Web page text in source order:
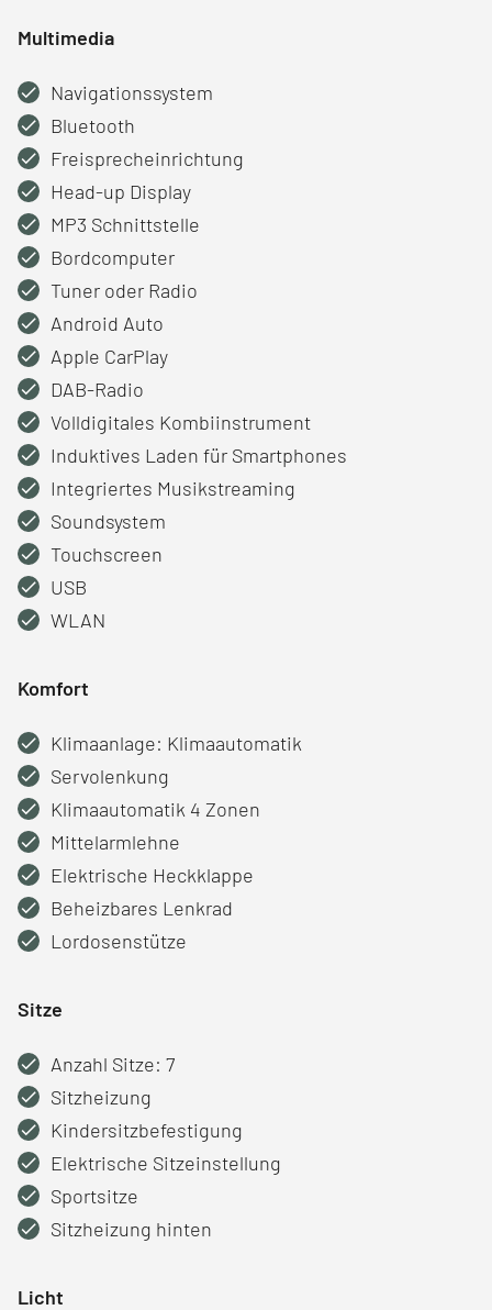
Multimedia
Navigationssystem
Bluetooth
Freisprecheinrichtung
Head-up Display
MP3 Schnittstelle
Bordcomputer
Tuner oder Radio
Android Auto
Apple CarPlay
DAB-Radio
Volldigitales Kombiinstrument
Induktives Laden für Smartphones
Integriertes Musikstreaming
Soundsystem
Touchscreen
USB
WLAN
Komfort
Klimaanlage: Klimaautomatik
Servolenkung
Klimaautomatik 4 Zonen
Mittelarmlehne
Elektrische Heckklappe
Beheizbares Lenkrad
Lordosenstütze
Sitze
Anzahl Sitze: 7
Sitzheizung
Kindersitzbefestigung
Elektrische Sitzeinstellung
Sportsitze
Sitzheizung hinten
Licht